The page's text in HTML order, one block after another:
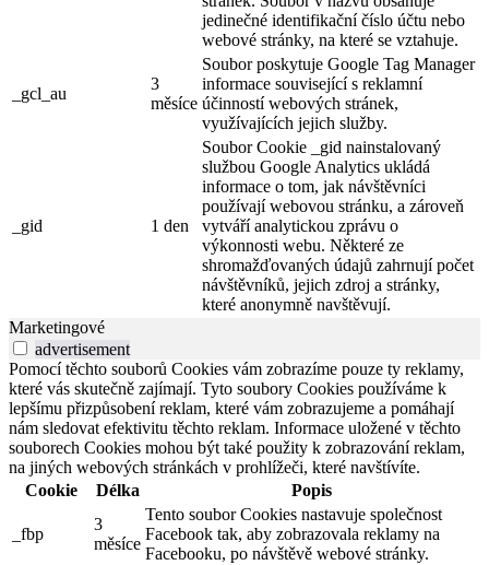
jedinečné identifikační číslo účtu nebo
webové stránky, na které se vztahuje.
_gcl_au
3
měsíce
Soubor poskytuje Google Tag Manager
informace související s reklamní
účinností webových stránek,
využívajících jejich služby.
_gid 1 den
Soubor Cookie _gid nainstalovaný
službou Google Analytics ukládá
informace o tom, jak návštěvníci
používají webovou stránku, a zároveň
vytváří analytickou zprávu o
výkonnosti webu. Některé ze
shromažďovaných údajů zahrnují počet
návštěvníků, jejich zdroj a stránky,
které anonymně navštěvují.
Marketingové
advertisement
Pomocí těchto souborů Cookies vám zobrazíme pouze ty reklamy,
které vás skutečně zajímají. Tyto soubory Cookies používáme k
lepšímu přizpůsobení reklam, které vám zobrazujeme a pomáhají
nám sledovat efektivitu těchto reklam. Informace uložené v těchto
souborech Cookies mohou být také použity k zobrazování reklam,
na jiných webových stránkách v prohlížeči, které navštívíte.
Cookie
Délka Popis
_fbp
3
měsíce
Tento soubor Cookies nastavuje společnost
Facebook tak, aby zobrazovala reklamy na
Facebooku, po návštěvě webové stránky.